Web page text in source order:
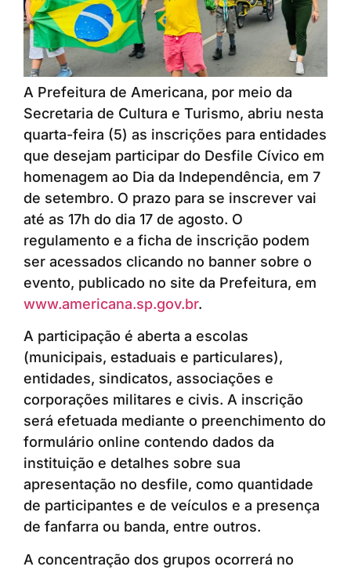
A Prefeitura de Americana, por meio da
Secretaria de Cultura e Turismo, abriu nesta
quarta-feira (5) as inscrições para entidades
que desejam participar do Desfile Cívico em
homenagem ao Dia da Independência, em 7
de setembro. O prazo para se inscrever vai
até as 17h do dia 17 de agosto. O
regulamento e a ficha de inscrição podem
ser acessados clicando no banner sobre o
evento, publicado no site da Prefeitura, em
www.americana.sp.gov.br.
A participação é aberta a escolas
(municipais, estaduais e particulares),
entidades, sindicatos, associações e
corporações militares e civis. A inscrição
será efetuada mediante o preenchimento do
formulário online contendo dados da
instituição e detalhes sobre sua
apresentação no desfile, como quantidade
de participantes e de veículos e a presença
de fanfarra ou banda, entre outros.
A concentração dos grupos ocorrerá no